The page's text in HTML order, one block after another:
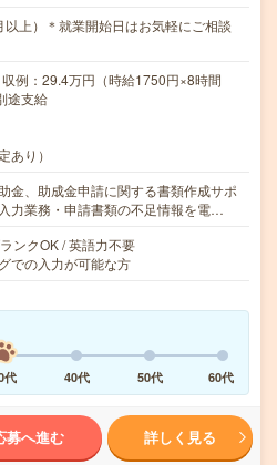
上）＊就業開始日はお気軽にご相談
例：29.4万円（時給1750円×8時間
途支給
あり）
金、助成金申請に関する書類作成サポ
力業務・申請書類の不足情報を電…
ンクOK / 英語力不要
での入力が可能な方
代 40代 50代 60代
募へ進む 詳しく見る